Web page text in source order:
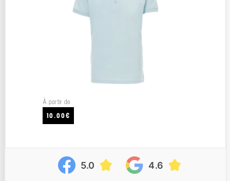
À partir de
10.00€